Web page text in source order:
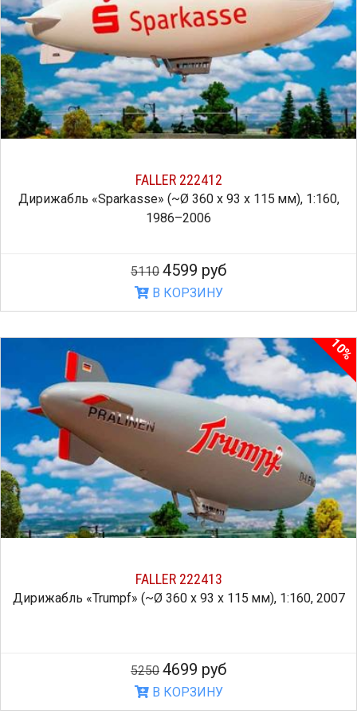
FALLER 222412
Дирижабль «Sparkasse» (~Ø 360 x 93 x 115 мм), 1:160,
1986–2006
5110 4599 руб
В КОРЗИНУ
FALLER 222413
Дирижабль «Trumpf» (~Ø 360 x 93 x 115 мм), 1:160, 2007
10%
5250 4699 руб
В КОРЗИНУ